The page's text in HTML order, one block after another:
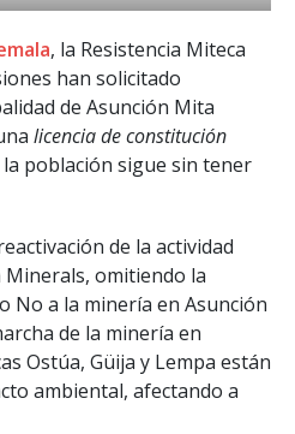
, la Resistencia Miteca
han solicitado
de Asunción Mita
licencia de constitución
la población sigue sin tener
de la actividad
Minerals, omitiendo la
No a la minería en Asunción
de la minería en
Ostúa, Güija y Lempa están
ambiental, afectando a